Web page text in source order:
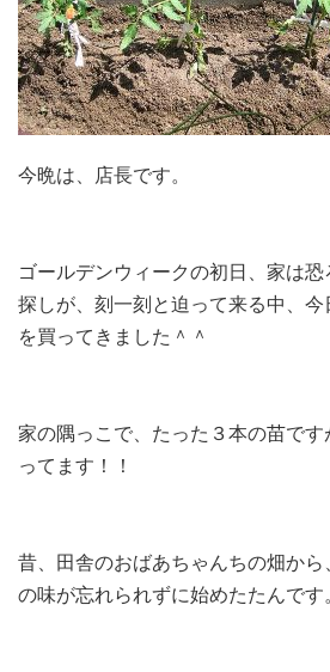
今晩は、店長です。
ゴールデンウィークの初日、家は
探しが、刻一刻と迫って来る中、
を買ってきました＾＾
家の隅っこで、たった３本の苗です
ってます！！
昔、田舎のおばあちゃんちの畑から
の味が忘れられずに始めたたんです